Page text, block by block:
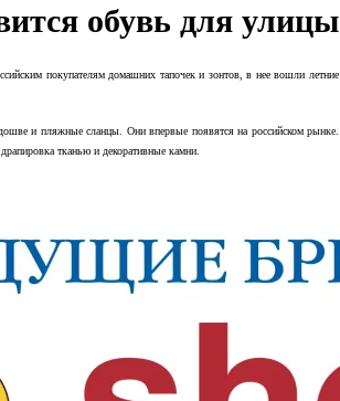
обувь для улицы
покупателям домашних тапочек и зонтов, в нее вошли летние
и пляжные сланцы. Они впервые появятся на российском рынке.
тканью и декоративные камни.